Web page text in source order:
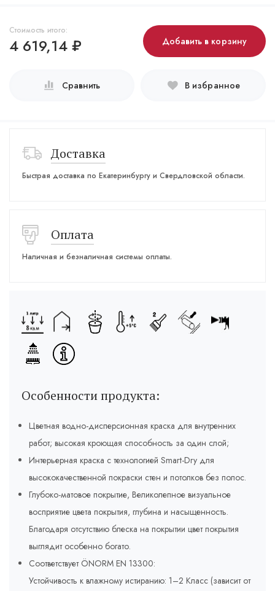
Стоимость итого:
4 619,14 ₽ Добавить в корзину
Сравнить В избранное
Доставка
Быстрая доставка по Екатеринбургу и Свердловской области.
Оплата
Наличная и безналичная системы оплаты.
Особенности продукта:
Цветная водно-дисперсионная краска для внутренних
работ; высокая кроющая способность за один слой;
Интерьерная краска с технологией Smart-Dry для
высококачественной покраски стен и потолков без полос.
Глубоко-матовое покрытие, Великолепное визуальное
восприятие цвета покрытия, глубина и насыщенность.
Благодаря отсутствию блеска на покрытии цвет покрытия
выглядит особенно богато.
Соответствует ÖNORM EN 13300:
Устойчивость к влажному истиранию: 1–2 Класс (зависит от